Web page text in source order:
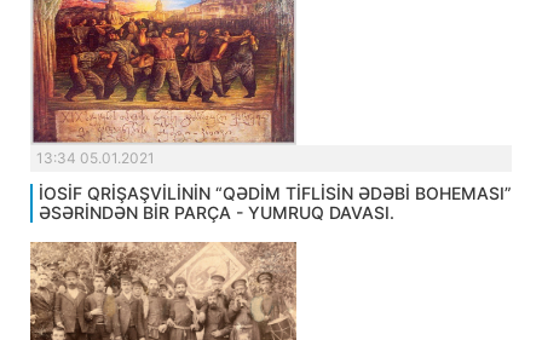
13:34 05.01.2021
İOSİF QRİŞAŞVİLİNİN “QƏDİM TİFLİSİN ƏDƏBİ BOHEMASI”
ƏSƏRİNDƏN BİR PARÇA - YUMRUQ DAVASI.